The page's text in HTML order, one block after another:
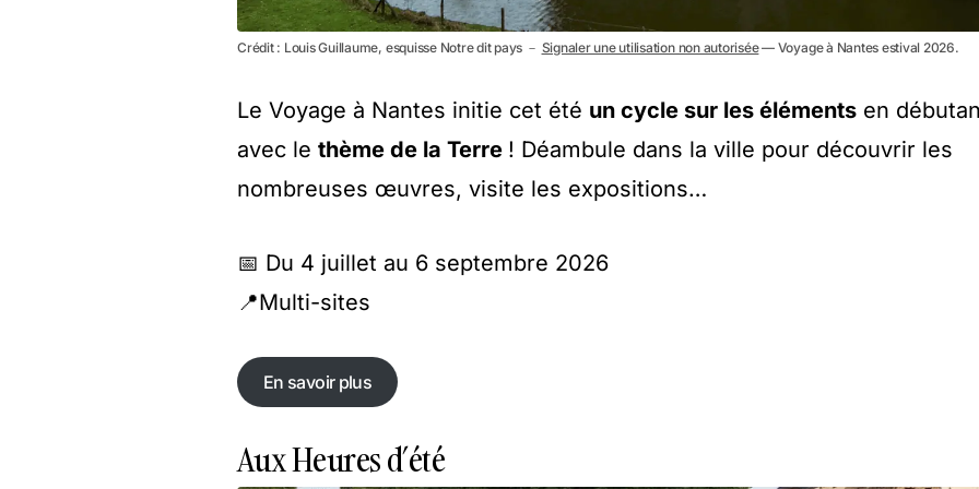
Crédit : Louis Guillaume, esquisse Notre dit pays － Signaler une utilisation non autorisée— Voyage à Nantes estival 2026.
Le Voyage à Nantes initie cet été un cycle sur les éléments en
avec le thème de la Terre ! Déambule dans la ville pour découvrir les
nombreuses œuvres, visite les expositions…
📅 Du 4 juillet au 6 septembre 2026
📍Multi-sites
En savoir plus
En savoir plus
Aux Heures d’été